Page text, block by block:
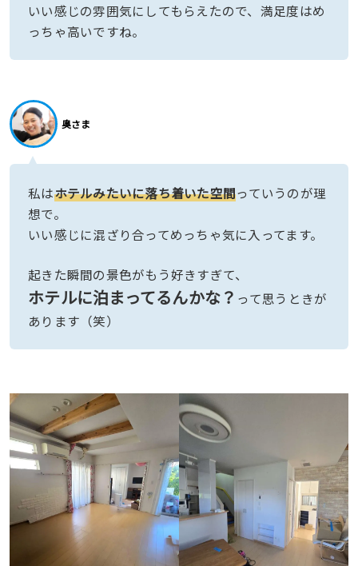
いい感じの雰囲気にしてもらえたので、満足度はめ
っちゃ高いですね。
奥さま
私はホテルみたいに落ち着いた空間っていうのが理
想で。
いい感じに混ざり合ってめっちゃ気に入ってます。
起きた瞬間の景色がもう好きすぎて、
ホテルに泊まってるんかな？ って思うときが
あります（笑）